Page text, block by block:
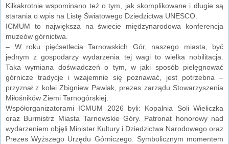
Kilkakrotnie wspominano też o tym, jak skomplikowane i długie są
starania o wpis na Listę Światowego Dziedzictwa UNESCO.
ICMUM to największa na świecie międzynarodowa konferencja
muzeów górnictwa.
– W roku pięćsetlecia Tarnowskich Gór, naszego miasta, być
jednym z gospodarzy wydarzenia tej wagi to wielka nobilitacja.
Taka wymiana doświadczeń o tym, w jaki sposób pielęgnować
górnicze tradycje i wzajemnie się poznawać, jest potrzebna –
przyznał z kolei Zbigniew Pawlak, prezes zarządu Stowarzyszenia
Miłośników Ziemi Tarnogórskiej.
Współorganizatorami ICMUM 2026 byli: Kopalnia Soli Wieliczka
oraz Burmistrz Miasta Tarnowskie Góry. Patronat honorowy nad
wydarzeniem objęli Minister Kultury i Dziedzictwa Narodowego oraz
Prezes Wyższego Urzędu Górniczego. Symbolicznym momentem